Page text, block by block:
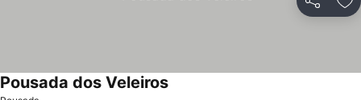
Partilhar
Pousada dos VeleirosVer preços